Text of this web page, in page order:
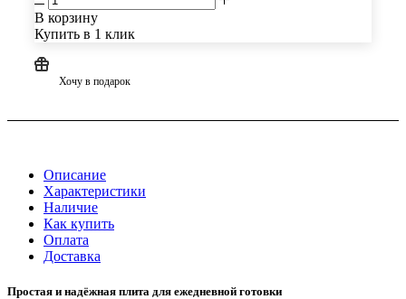
В корзину
Купить в 1 клик
Хочу в подарок
Описание
Характеристики
Наличие
Как купить
Оплата
Доставка
Простая и надёжная плита для ежедневной готовки